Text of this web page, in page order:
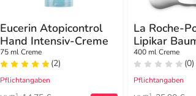
Eucerin Atopicontrol
Hand Intensiv-Creme
75 ml Creme
(2)
Pflichtangaben
La Roche-
Lipikar
Max
400 ml Creme
(0)
Pflichtangaben